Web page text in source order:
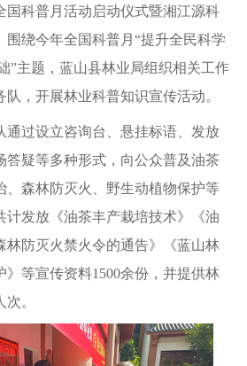
国科普月活动启动仪式暨湘江源科
绕今年全国科普月 “提升全民科学
”主题，蓝山县林业局组织相关工作
队，开展林业科普知识宣传活动。
通过设立咨询台、悬挂标语、发放
答疑等多种形式，向公众普及油茶
、森林防灭火、野生动植物保护等
计发放《油茶丰产栽培技术》《油
林防灭火禁火令的通告》《蓝山林
》等宣传资料1500余份，并提供林
。